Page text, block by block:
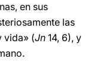
en sus
las
vida» (Jn 14, 6), y